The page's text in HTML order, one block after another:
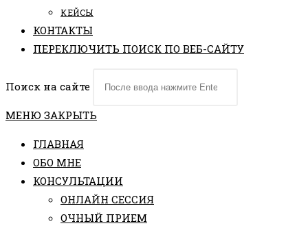
КЕЙСЫ
КОНТАКТЫ
ПЕРЕКЛЮЧИТЬ ПОИСК ПО ВЕБ-САЙТУ
Поиск на сайте
МЕНЮ ЗАКРЫТЬ
ГЛАВНАЯ
ОБО МНЕ
КОНСУЛЬТАЦИИ
ОНЛАЙН СЕССИЯ
ОЧНЫЙ ПРИЕМ